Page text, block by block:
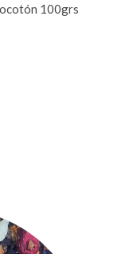
100grs